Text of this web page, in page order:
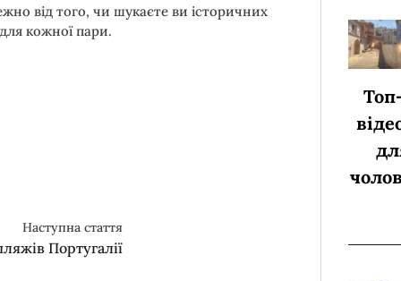
від того, чи шукаєте ви історичних
кожної пари.
Наступна стаття
Португалії